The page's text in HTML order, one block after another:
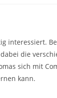
interessiert.
die
sich mit
kann.